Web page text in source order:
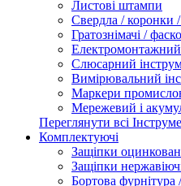
Листові штампи
Свердла / коронки
Гратознімачі /
Електромонтажний
Слюсарний
Вимірювальний
Маркери
Мережевий і
Переглянути всі
Комплектуючі
Защіпки
Защіпки
Бортова фурнітура /